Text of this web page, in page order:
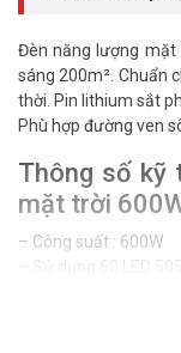
Đèn năng lượng mặt
sáng 200m². Chuẩn
thời. Pin lithium sắt
Phù hợp đường ven
Thông số kỹ
mặt trời
– Công suất : 600W
– Sử dụng 60 LED
– Thời gian chiếu